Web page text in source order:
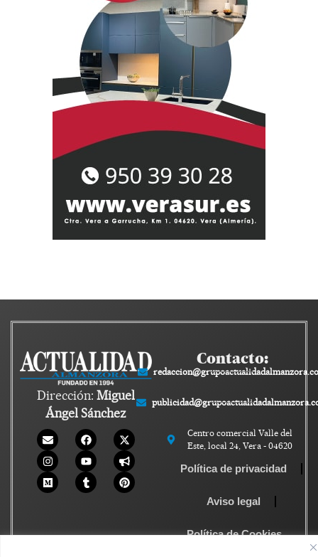
Dirección: Miguel
Ángel Sánchez
Contacto:
Centro comercial Valle del
Este, local 24, Vera - 04620
Política de privacidad
Aviso legal
Política de Cookies